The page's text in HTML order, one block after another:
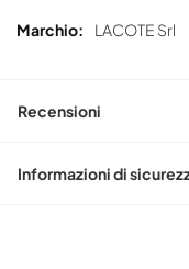
Maggiori
LACOTE Srl
Recensioni
Informazioni di